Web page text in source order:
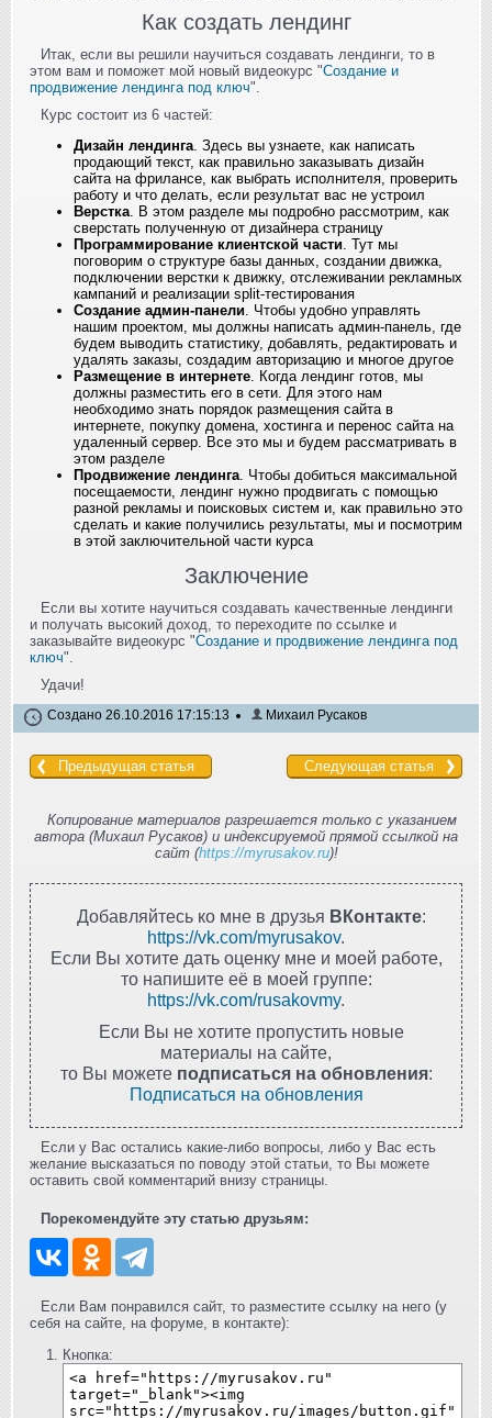
Как создать лендинг
Итак, если вы решили научиться создавать лендинги, то в
этом вам и поможет мой новый видеокурс "Создание и
продвижение лендинга под ключ".
Курс состоит из 6 частей:
Дизайн лендинга. Здесь вы узнаете, как написать
продающий текст, как правильно заказывать дизайн
сайта на фрилансе, как выбрать исполнителя, проверить
работу и что делать, если результат вас не устроил
Верстка. В этом разделе мы подробно рассмотрим, как
сверстать полученную от дизайнера страницу
Программирование клиентской части. Тут мы
поговорим о структуре базы данных, создании движка,
подключении верстки к движку, отслеживании рекламных
кампаний и реализации split-тестирования
Создание админ-панели. Чтобы удобно управлять
нашим проектом, мы должны написать админ-панель, где
будем выводить статистику, добавлять, редактировать и
удалять заказы, создадим авторизацию и многое другое
Размещение в интернете. Когда лендинг готов, мы
должны разместить его в сети. Для этого нам
необходимо знать порядок размещения сайта в
интернете, покупку домена, хостинга и перенос сайта на
удаленный сервер. Все это мы и будем рассматривать в
этом разделе
Продвижение лендинга. Чтобы добиться максимальной
посещаемости, лендинг нужно продвигать с помощью
разной рекламы и поисковых систем и, как правильно это
сделать и какие получились результаты, мы и посмотрим
в этой заключительной части курса
Заключение
Если вы хотите научиться создавать качественные лендинги
и получать высокий доход, то переходите по ссылке и
заказывайте видеокурс "Создание и продвижение лендинга под
ключ".
Удачи!
Создано 26.10.2016 17:15:13 Михаил Русаков
Предыдущая статья Следующая статья
Копирование материалов разрешается только с указанием
автора (Михаил Русаков) и индексируемой прямой ссылкой на
сайт (https://myrusakov.ru)!
Добавляйтесь ко мне в друзья ВКонтакте:
https://vk.com/myrusakov.
Если Вы хотите дать оценку мне и моей работе,
то напишите её в моей группе:
https://vk.com/rusakovmy.
Если Вы не хотите пропустить новые
материалы на сайте,
то Вы можете подписаться на обновления:
Подписаться на обновления
Если у Вас остались какие-либо вопросы, либо у Вас есть
желание высказаться по поводу этой статьи, то Вы можете
оставить свой комментарий внизу страницы.
Порекомендуйте эту статью друзьям:
Если Вам понравился сайт, то разместите ссылку на него (у
себя на сайте, на форуме, в контакте):
Кнопка: